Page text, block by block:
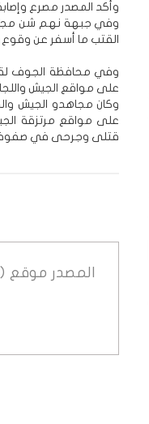
وأكد المصدر مصرع وإصابة أكثر من 10 من عناصر
وفي جبهة نهم شن
القتب ما أسفر عن
وفي محافظة الجوف
على مواقع الجيش
وكان مجاهدو الجيش
على مواقع مرتزقة
قتلى وجرحى في
المصدر موقع (